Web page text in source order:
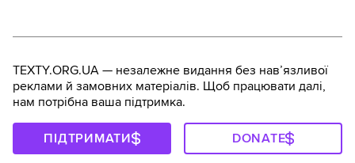
TEXTY.ORG.UA — незалежне видання без навʼязливої
реклами й замовних матеріалів. Щоб працювати далі,
нам потрібна ваша підтримка.
ПІДТРИМАТИ DONATE